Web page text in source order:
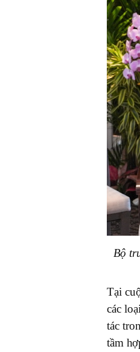
Bộ
Tại
các
tác
tầm